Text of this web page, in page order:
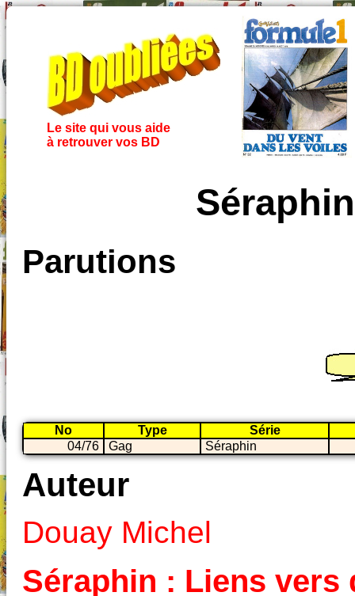
Le site qui vous aide
à retrouver vos BD
Parutions
No Type
Série
04/76
Gag Séraphin
Auteur
Douay Michel
Séraphin : Liens